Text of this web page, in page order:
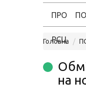
ПРО
РСЦ
Головна
на